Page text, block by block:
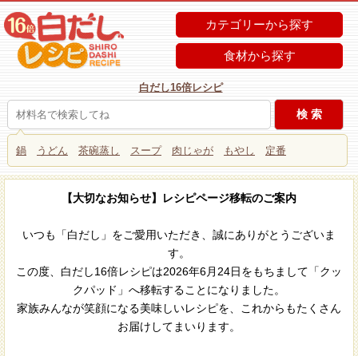
カテゴリーから探す
食材から探す
白だし16倍レシピ
鍋 うどん 茶碗蒸し スープ 肉じゃが もやし 定番
【大切なお知らせ】レシピページ移転のご案内
いつも「白だし」をご愛用いただき、誠にありがとうございま
す。
この度、白だし16倍レシピは2026年6月24日をもちまして「クッ
クパッド」へ移転することになりました。
家族みんなが笑顔になる美味しいレシピを、これからもたくさん
お届けしてまいります。